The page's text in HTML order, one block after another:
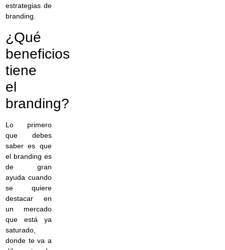
estrategias de
branding.
¿Qué
beneficios
tiene
el
branding?
Lo primero
que debes
saber es que
el branding es
de gran
ayuda cuando
se quiere
destacar en
un mercado
que está ya
saturado,
donde te va a